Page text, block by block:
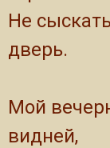
Не
дверь.
Мой
видней,